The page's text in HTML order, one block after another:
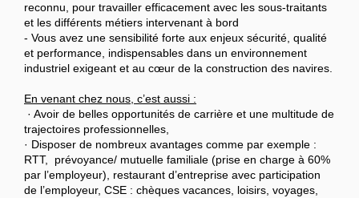
reconnu, pour travailler efficacement avec les sous-traitants
et les différents métiers intervenant à bord
- Vous avez une sensibilité forte aux enjeux sécurité, qualité
et performance, indispensables dans un environnement
industriel exigeant et au cœur de la construction des navires.
En venant chez nous, c’est aussi :
· Avoir de belles opportunités de carrière et une multitude de
trajectoires professionnelles,
· Disposer de nombreux avantages comme par exemple :
RTT, prévoyance/ mutuelle familiale (prise en charge à 60%
par l’employeur), restaurant d’entreprise avec participation
de l’employeur, CSE : chèques vacances, loisirs, voyages,